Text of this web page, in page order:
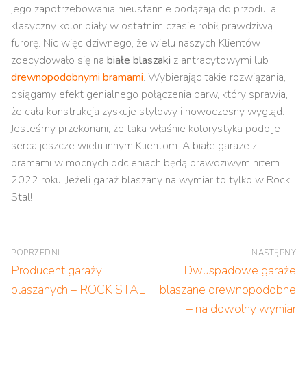
jego zapotrzebowania nieustannie podążają do przodu, a
klasyczny kolor biały w ostatnim czasie robił prawdziwą
furorę. Nic więc dziwnego, że wielu naszych Klientów
zdecydowało się na białe blaszaki z antracytowymi lub
drewnopodobnymi bramami. Wybierając takie rozwiązania,
osiągamy efekt genialnego połączenia barw, który sprawia,
że cała konstrukcja zyskuje stylowy i nowoczesny wygląd.
Jesteśmy przekonani, że taka właśnie kolorystyka podbije
serca jeszcze wielu innym Klientom. A białe garaże z
bramami w mocnych odcieniach będą prawdziwym hitem
2022 roku. Jeżeli garaż blaszany na wymiar to tylko w Rock
Stal!
Nawigacja
wpisu
POPRZEDNI
Poprzedni
wpis:
Producent garaży
blaszanych – ROCK STAL
NASTĘPNY
Następny
wpis:
Dwuspadowe garaże
blaszane drewnopodobne
– na dowolny wymiar